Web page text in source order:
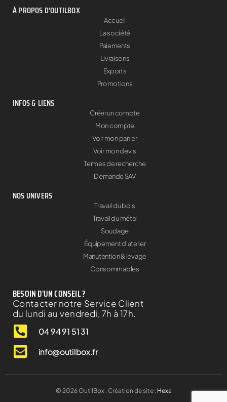
À PROPOS D'OUTILBOX
Accueil
La société
Paiements
Livraisons
Exports
Promotions
INFOS & LIENS
Créer un compte
Mon compte
Voir mon panier
Voir mon devis
Termes de recherche
Demande SAV
NOS UNIVERS
Travail du bois
Travail du métal
Soudage
Équipement d'atelier
Manutention & levage
Consommables
BESOIN D'UN CONSEIL ?
Contacter notre Service Client
du lundi au vendredi, 7h à 17h.
04 94 91 51 31
info@outilbox.fr
© 2026OutilBox . Création de site : Hexa